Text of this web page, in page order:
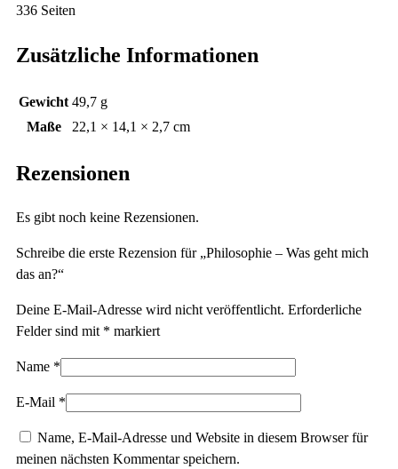
336 Seiten
Zusätzliche Informationen
Gewicht 49,7 g
Maße
22,1 × 14,1 × 2,7 cm
Rezensionen
Es gibt noch keine Rezensionen.
Schreibe die erste Rezension für „Philosophie – Was geht mich
das an?“
Deine E-Mail-Adresse wird nicht veröffentlicht. Erforderliche
Felder sind mit * markiert
Name *
E-Mail *
Name, E-Mail-Adresse und Website in diesem Browser für
meinen nächsten Kommentar speichern.